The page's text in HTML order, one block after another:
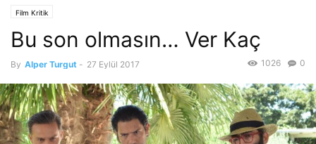
Film Kritik
Bu son olmasın… Ver Kaç
By Alper Turgut - 27 Eylül 2017 0
1026